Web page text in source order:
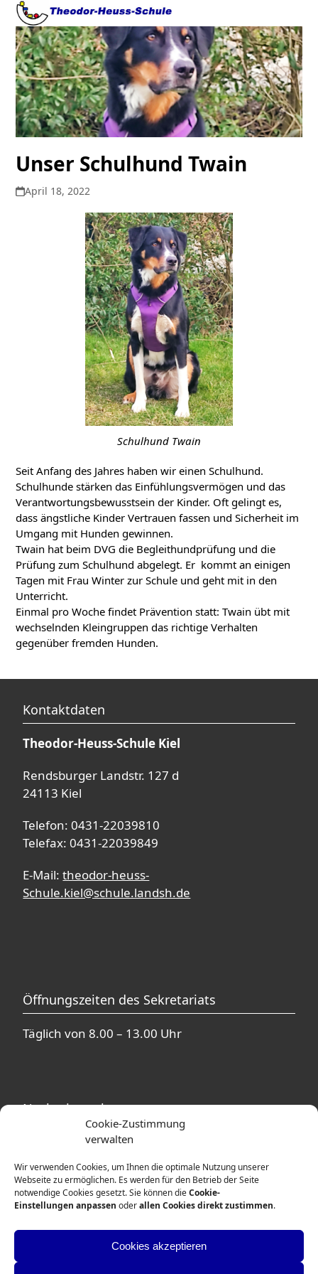
Cookie-Zustimmung
verwalten
Wir verwenden Cookies, um Ihnen die optimale Nutzung unserer
Webseite zu ermöglichen. Es werden für den Betrieb der Seite
notwendige Cookies gesetzt. Sie können dieCookie-
Einstellungen anpassen oderallen Cookies direkt zustimmen.
Cookies akzeptieren
Skip
content
Open
mobile
menu
Close
mobile
menu
Unser Schulhund Twain
April 18, 2022
Schulhund Twain
Seit Anfang des Jahres haben wir einen Schulhund.
Schulhunde stärken das Einfühlungsvermögen und das
Verantwortungsbewusstsein der Kinder. Oft gelingt es,
dass ängstliche Kinder Vertrauen fassen und Sicherheit im
Umgang mit Hunden gewinnen.
Twain hat beim DVG die Begleithundprüfung und die
Prüfung zum Schulhund abgelegt. Er kommt an einigen
Tagen mit Frau Winter zur Schule und geht mit in den
Unterricht.
Einmal pro Woche findet Prävention statt: Twain übt mit
wechselnden Kleingruppen das richtige Verhalten
gegenüber fremden Hunden.
Kontaktdaten
Theodor-Heuss-Schule Kiel
Rendsburger Landstr. 127 d
24113 Kiel
Telefon: 0431-22039810
Telefax: 0431-22039849
E-Mail:theodor-heuss-
Schule.kiel@schule.landsh.de
Öffnungszeiten des Sekretariats
Täglich von 8.00 – 13.00 Uhr
Nachmittagsbetreuung
In unmittelbarer Nähe zur Theodor-Heuss-
Schule befinden sich mehrere
Betreuungsangebote. Ausführliche
Informationen erhalten Sie von den
Betreuerinnen und Betreuern der
entsprechenden Einrichtungen.